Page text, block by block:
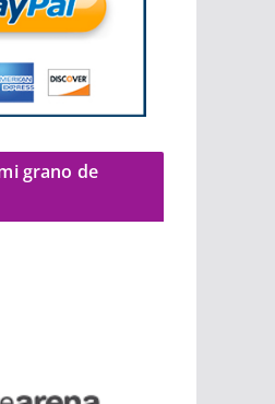
grano de